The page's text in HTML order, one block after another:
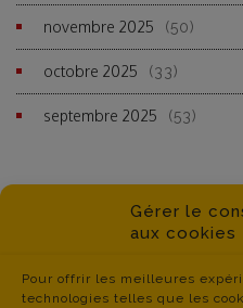
Gérer le
aux cookies
Pour offrir les meilleures
technologies telles que les
novembre 2025 (50)
octobre 2025 (33)
septembre 2025 (53)